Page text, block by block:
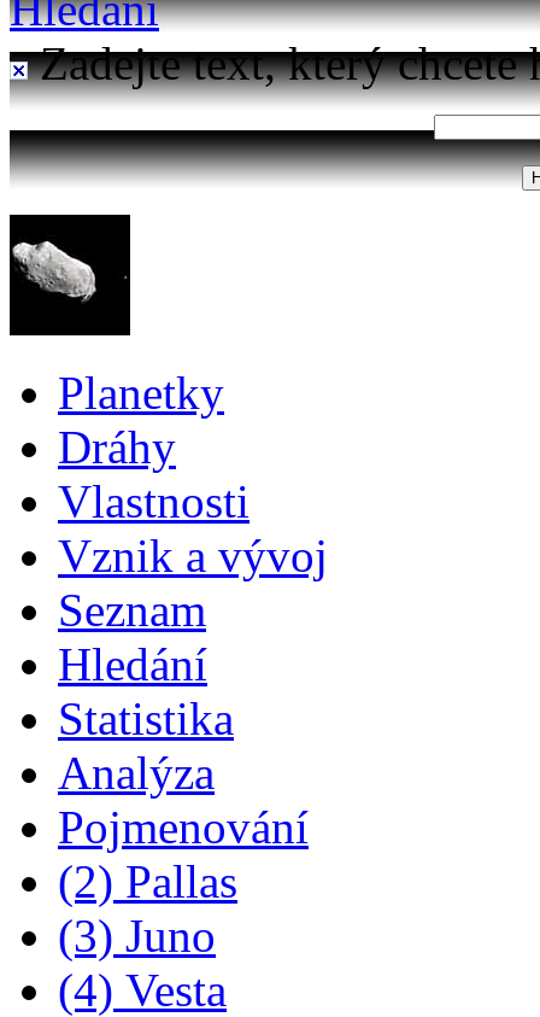
Zadejte text, který chcete
Planetky
Dráhy
Vlastnosti
Vznik a vývoj
Seznam
Hledání
Statistika
Analýza
Pojmenování
(2) Pallas
(3) Juno
(4) Vesta